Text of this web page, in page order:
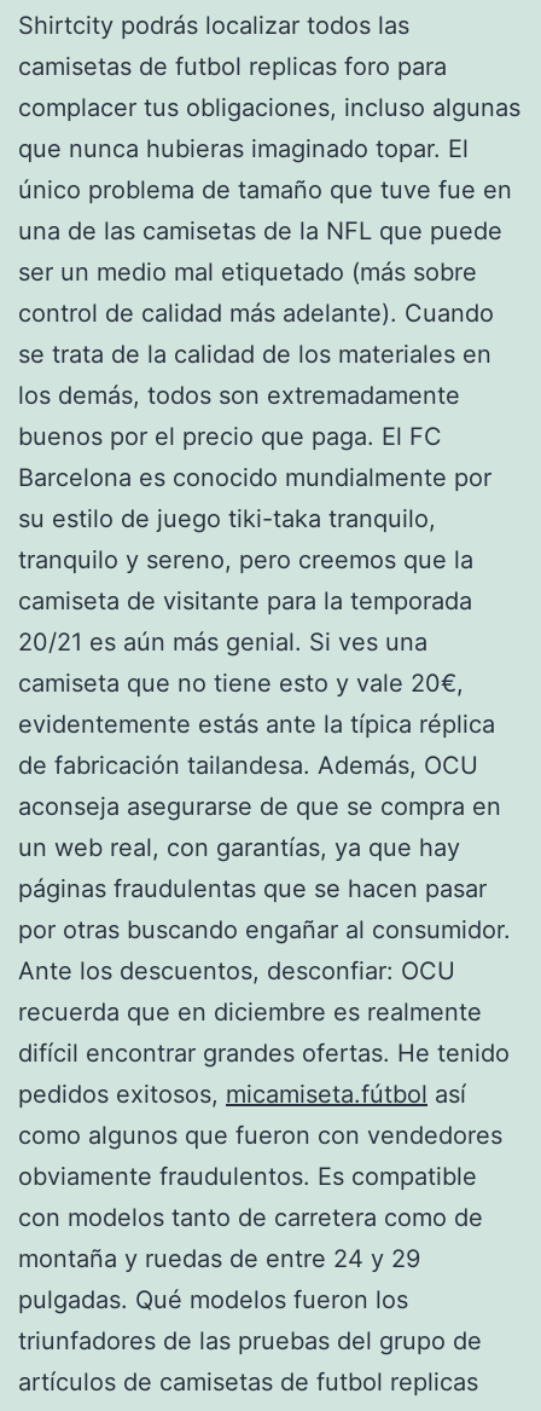
Shirtcity podrás localizar todos las
camisetas de futbol replicas foro para
complacer tus obligaciones, incluso algunas
que nunca hubieras imaginado topar. El
único problema de tamaño que tuve fue en
una de las camisetas de la NFL que puede
ser un medio mal etiquetado (más sobre
control de calidad más adelante). Cuando
se trata de la calidad de los materiales en
los demás, todos son extremadamente
buenos por el precio que paga. El FC
Barcelona es conocido mundialmente por
su estilo de juego tiki-taka tranquilo,
tranquilo y sereno, pero creemos que la
camiseta de visitante para la temporada
20/21 es aún más genial. Si ves una
camiseta que no tiene esto y vale 20€,
evidentemente estás ante la típica réplica
de fabricación tailandesa. Además, OCU
aconseja asegurarse de que se compra en
un web real, con garantías, ya que hay
páginas fraudulentas que se hacen pasar
por otras buscando engañar al consumidor.
Ante los descuentos, desconfiar: OCU
recuerda que en diciembre es realmente
difícil encontrar grandes ofertas. He tenido
pedidos exitosos, micamiseta.fútbol así
como algunos que fueron con vendedores
obviamente fraudulentos. Es compatible
con modelos tanto de carretera como de
montaña y ruedas de entre 24 y 29
pulgadas. Qué modelos fueron los
triunfadores de las pruebas del grupo de
artículos de camisetas de futbol replicas